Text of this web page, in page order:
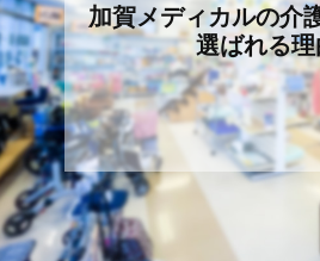
加賀メディカルの介
選ばれる